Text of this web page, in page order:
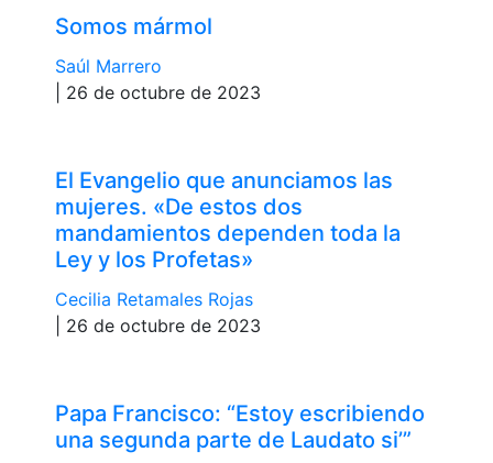
Somos mármol
Saúl Marrero
| 26 de octubre de 2023
El Evangelio que anunciamos las
mujeres. «De estos dos
mandamientos dependen toda la
Ley y los Profetas»
Cecilia Retamales Rojas
| 26 de octubre de 2023
Papa Francisco: “Estoy escribiendo
una segunda parte de Laudato si’”